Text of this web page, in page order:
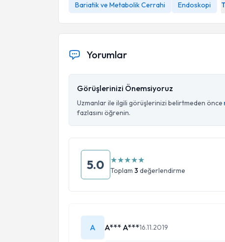
Bariatik ve Metabolik Cerrahi
Endoskopi
Yorumlar
Görüşlerinizi Önemsiyoruz
Uzmanlar ile ilgili görüşlerinizi belirtmeden önce
fazlasını öğrenin.
5.0 ★★★★★
Toplam 3 değerlendirme
A A*** A***16.11.2019